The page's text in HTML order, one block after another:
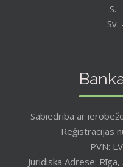
S.
Sv.
Sabiedrība ar
Reģistrācijas
PVN:
Juridiska Adrese: